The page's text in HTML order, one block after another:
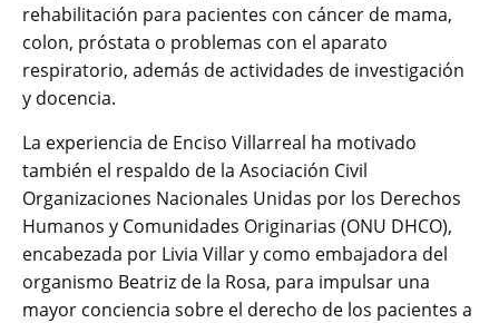
rehabilitación para pacientes con cáncer de mama,
colon, próstata o problemas con el aparato
respiratorio, además de actividades de investigación
y docencia.
La experiencia de Enciso Villarreal ha motivado
también el respaldo de la Asociación Civil
Organizaciones Nacionales Unidas por los Derechos
Humanos y Comunidades Originarias (ONU DHCO),
encabezada por Livia Villar y como embajadora del
organismo Beatriz de la Rosa, para impulsar una
mayor conciencia sobre el derecho de los pacientes a